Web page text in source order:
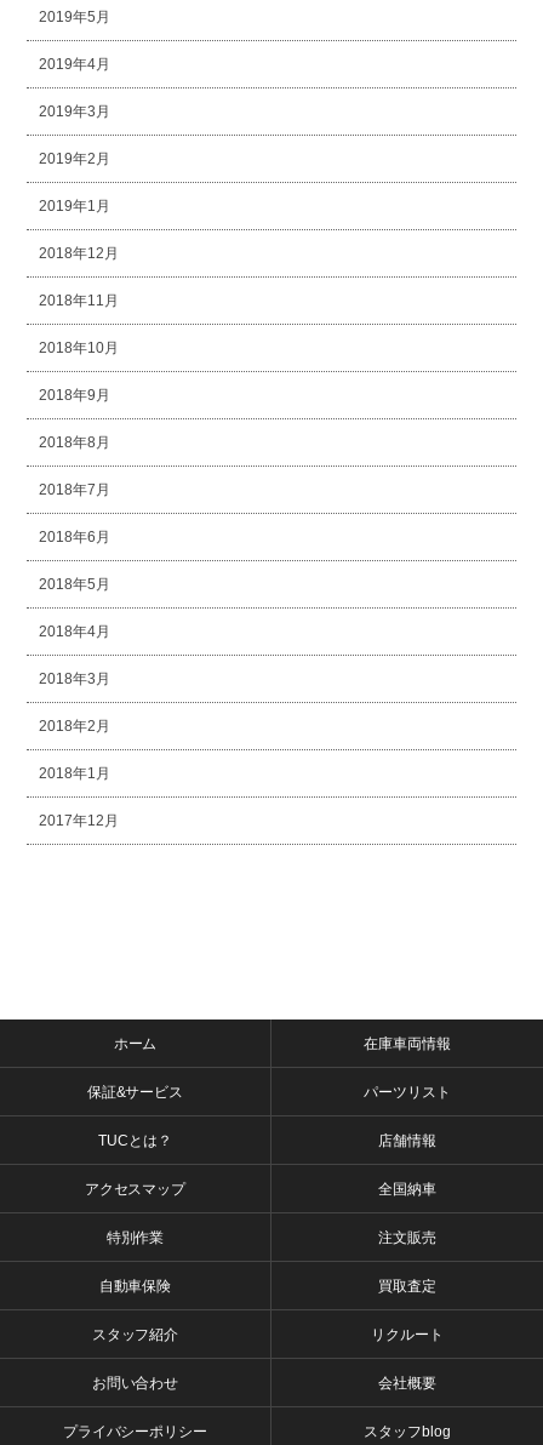
2019年5月
2019年4月
2019年3月
2019年2月
2019年1月
2018年12月
2018年11月
2018年10月
2018年9月
2018年8月
2018年7月
2018年6月
2018年5月
2018年4月
2018年3月
2018年2月
2018年1月
2017年12月
ホーム 在庫車両情報
保証&サービス パーツリスト
TUCとは？ 店舗情報
アクセスマップ 全国納車
特別作業 注文販売
自動車保険 買取査定
スタッフ紹介 リクルート
お問い合わせ 会社概要
プライバシーポリシー スタッフblog